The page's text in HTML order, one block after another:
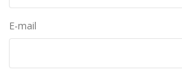
E-mail